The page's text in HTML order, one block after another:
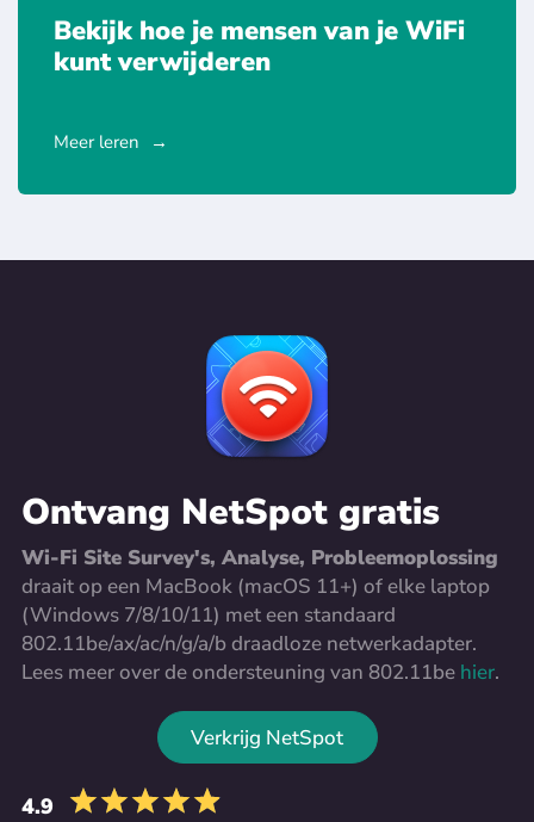
Bekijk hoe je mensen van je WiFi
kunt verwijderen
Meer leren
Ontvang NetSpot gratis
Wi-Fi Site Survey's, Analyse, Probleemoplossing
draait op een MacBook (macOS 11+) of elke laptop
(Windows 7/8/10/11) met een standaard
802.11be/ax/ac/n/g/a/b draadloze netwerkadapter.
Lees meer over de ondersteuning van 802.11be hier.
Verkrijg NetSpot
4.9